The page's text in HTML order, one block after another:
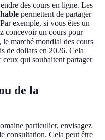
des cours en ligne. Les
permettent de partager
exemple, si vous êtes un
concevoir un cours pour
, le marché mondial des cours
de dollars en 2026. Cela
qui souhaitent partager
de la
particulier, envisagez
consultation. Cela peut être